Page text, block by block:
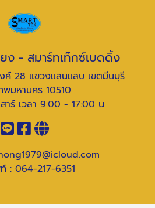
ง - สมาร์ทเท็กซ์เบดดิ้ง
28 แขวงแสนแสบ เขตมีนบุรี
พมหานคร 10510
าร์ เวลา 9:00 - 17:00 น.
: 064-217-6351